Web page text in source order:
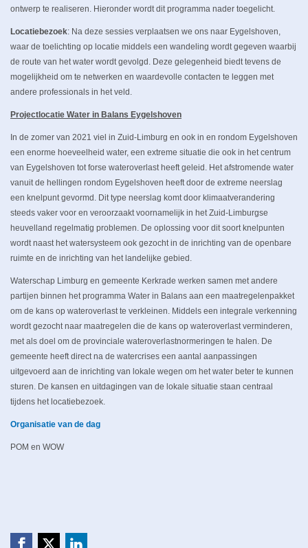
ontwerp te realiseren. Hieronder wordt dit programma nader toegelicht.
Locatiebezoek: Na deze sessies verplaatsen we ons naar Eygelshoven,
waar de toelichting op locatie middels een wandeling wordt gegeven waarbij
de route van het water wordt gevolgd. Deze gelegenheid biedt tevens de
mogelijkheid om te netwerken en waardevolle contacten te leggen met
andere professionals in het veld.
Projectlocatie Water in Balans Eygelshoven
In de zomer van 2021 viel in Zuid-Limburg en ook in en rondom Eygelshoven
een enorme hoeveelheid water, een extreme situatie die ook in het centrum
van Eygelshoven tot forse wateroverlast heeft geleid. Het afstromende water
vanuit de hellingen rondom Eygelshoven heeft door de extreme neerslag
een knelpunt gevormd. Dit type neerslag komt door klimaatverandering
steeds vaker voor en veroorzaakt voornamelijk in het Zuid-Limburgse
heuvelland regelmatig problemen. De oplossing voor dit soort knelpunten
wordt naast het watersysteem ook gezocht in de inrichting van de openbare
ruimte en de inrichting van het landelijke gebied.
Waterschap Limburg en gemeente Kerkrade werken samen met andere
partijen binnen het programma Water in Balans aan een maatregelenpakket
om de kans op wateroverlast te verkleinen. Middels een integrale verkenning
wordt gezocht naar maatregelen die de kans op wateroverlast verminderen,
met als doel om de provinciale wateroverlastnormeringen te halen. De
gemeente heeft direct na de watercrises een aantal aanpassingen
uitgevoerd aan de inrichting van lokale wegen om het water beter te kunnen
sturen. De kansen en uitdagingen van de lokale situatie staan centraal
tijdens het locatiebezoek.
Organisatie van de dag
POM en WOW